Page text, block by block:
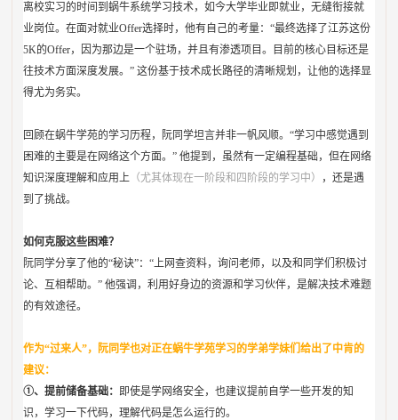
离校实习的时间到蜗牛系统学习技术，如今大学毕业即就业，无缝衔接就
业岗位。在面对就业Offer选择时，他有自己的考量：“最终选择了江苏这份
5K的Offer，因为那边是一个驻场，并且有渗透项目。目前的核心目标还是
往技术方面深度发展。” 这份基于技术成长路径的清晰规划，让他的选择显
得尤为务实。
回顾在蜗牛学苑的学习历程，阮同学坦言并非一帆风顺。“学习中感觉遇到
困难的主要是在网络这个方面。” 他提到，虽然有一定编程基础，但在网络
知识深度理解和应用上 （尤其体现在一阶段和四阶段的学习中）
，还是遇
到了挑战。
如何克服这些困难？
阮同学分享了他的“秘诀”：“上网查资料，询问老师，以及和同学们积极讨
论、互相帮助。” 他强调，利用好身边的资源和学习伙伴，是解决技术难题
的有效途径。
作为“过来人”，阮同学也对正在蜗牛学苑学习的学弟学妹们给出了中肯的
建议：
①、提前储备基础： 即使是学网络安全，也建议提前自学一些开发的知
识，学习一下代码，理解代码是怎么运行的。